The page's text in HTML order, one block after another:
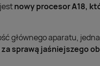
nowy procesor A18,
głównego aparatu,
za sprawą jaśniejszego